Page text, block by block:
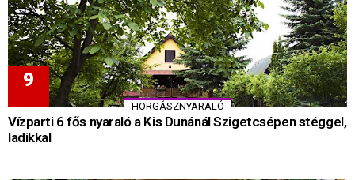
HORGÁSZNYARALÓ
Vízparti 6 fős nyaraló a Kis Dunánál Szigetcsépen stéggel,
ladikkal